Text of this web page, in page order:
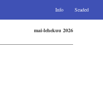
Info Seaded
mai-lehekuu 2026